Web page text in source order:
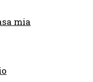
mia